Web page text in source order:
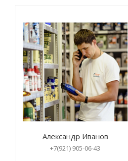
Александр Иванов
+7(921) 905-06-43